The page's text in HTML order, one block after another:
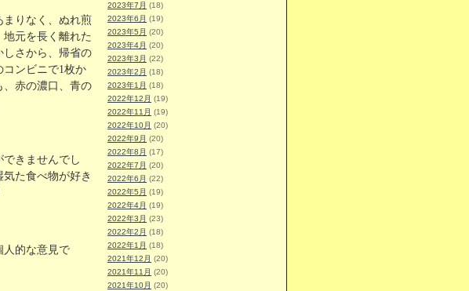
まりなく、ぬれ煎
元を長く離れた
しさから、帰省の
ンビニで1枚か
、赤の濃口、青の
きませんでし
た食べ物が好き
人的な意見で
2023年7月 (18)
2023年6月 (19)
2023年5月 (20)
2023年4月 (20)
2023年3月 (22)
2023年2月 (18)
2023年1月 (18)
2022年12月 (19)
2022年11月 (19)
2022年10月 (20)
2022年9月 (20)
2022年8月 (17)
2022年7月 (20)
2022年6月 (22)
2022年5月 (19)
2022年4月 (19)
2022年3月 (23)
2022年2月 (18)
2022年1月 (18)
2021年12月 (20)
2021年11月 (20)
2021年10月 (20)